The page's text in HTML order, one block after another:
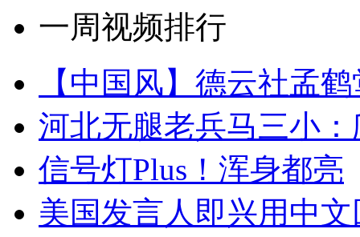
一周视频排行
【中国风】德云社孟
河北无腿老兵马三小
信号灯Plus！浑身都亮
美国发言人即兴用中